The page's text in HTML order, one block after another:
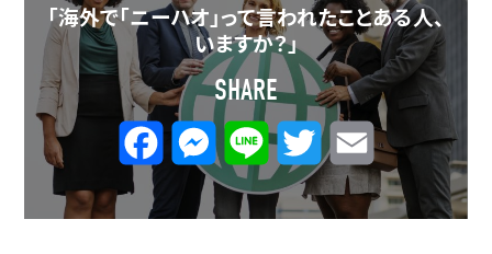
「海外で「ニーハオ」って言われたことある人、
いますか？」
SHARE
e
L
i
T
w
E
m